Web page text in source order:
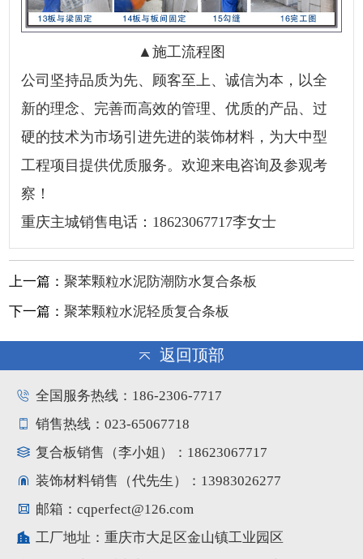
▲施工流程图
公司坚持品质为先、顾客至上、诚信为本，以全
新的理念、完善而高效的管理、优质的产品、过
硬的技术为市场引进先进的装饰材料，为大中型
工程项目提供优质服务。欢迎来电咨询及参观考
察！
重庆主城销售电话：18623067717李女士
上一篇：聚苯颗粒水泥防潮防水复合条板
下一篇：聚苯颗粒水泥轻质复合条板
返回顶部
全国服务热线：186-2306-7717
销售热线：023-65067718
复合板销售（李小姐）：18623067717
装饰材料销售（代先生）：13983026277
邮箱：cqperfect@126.com
工厂地址：重庆市大足区金山镇工业园区